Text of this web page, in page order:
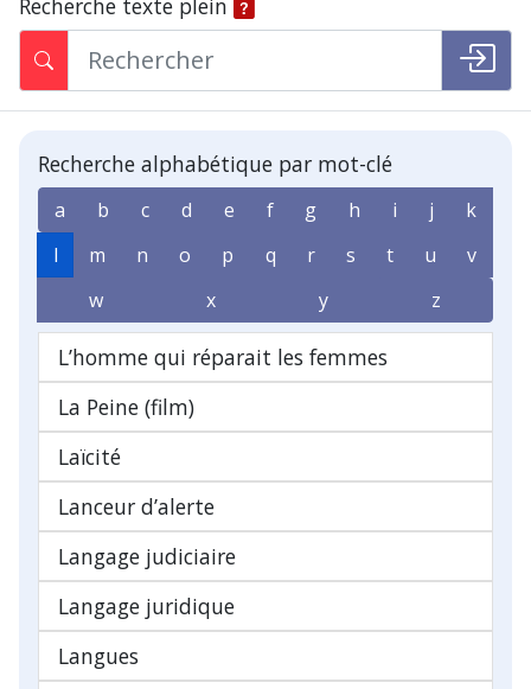
Recherche alphabétique par mot-clé
a b c d e f g h i j
k
l
m n o p q r s t u
v
w
x y z
L’homme qui réparait les femmes
La Peine (film)
Laïcité
Lanceur d’alerte
Langage judiciaire
Langage juridique
Langues